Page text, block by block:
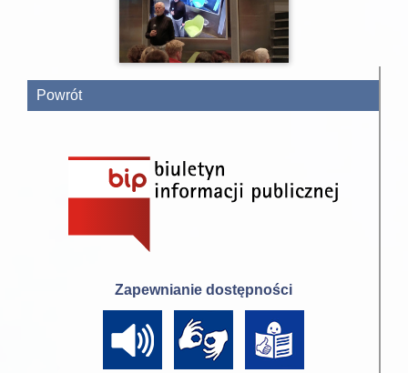
Powrót
Zapewnianie dostępności